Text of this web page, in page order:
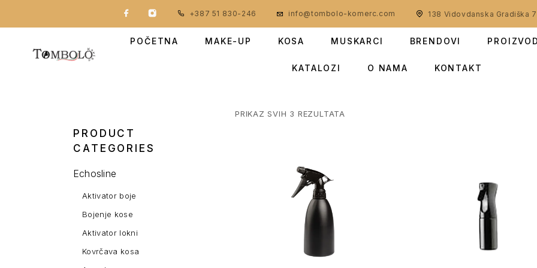
+387 51 830-246 info@tombolo-komerc.com 138 Vidovdanska Gradiška
POČETNA MAKE-UP KOSA MUSKARCI BRENDOVI
KATALOZI O NAMA KONTAKT
PRODUCT
CATEGORIES
Echosline
Aktivator boje
Bojenje kose
Aktivator lokni
Kovrčava kosa
PRIKAZ SVIH 3 REZULTATA